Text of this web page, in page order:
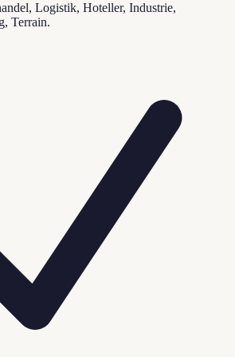
Logistik, Hoteller, Industrie,
Terrain.